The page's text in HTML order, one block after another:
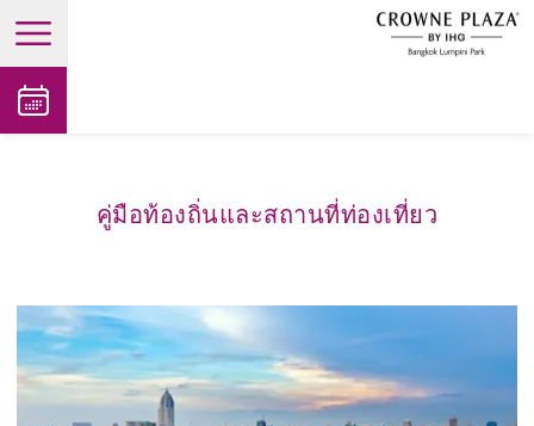
open main menu
คู่มือท้องถิ่นและสถานที่ท่องเที่ยว